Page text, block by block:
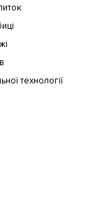
технології